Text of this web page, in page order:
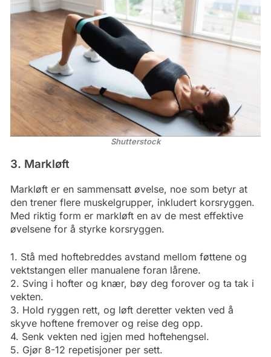
Shutterstock
3. Markløft
Markløft er en sammensatt øvelse, noe som betyr at
den trener flere muskelgrupper, inkludert korsryggen.
Med riktig form er markløft en av de mest effektive
øvelsene for å styrke korsryggen.
1. Stå med hoftebreddes avstand mellom føttene og
vektstangen eller manualene foran lårene.
2. Sving i hofter og knær, bøy deg forover og ta tak i
vekten.
3. Hold ryggen rett, og løft deretter vekten ved å
skyve hoftene fremover og reise deg opp.
4. Senk vekten ned igjen med hoftehengsel.
5. Gjør 8-12 repetisjoner per sett.